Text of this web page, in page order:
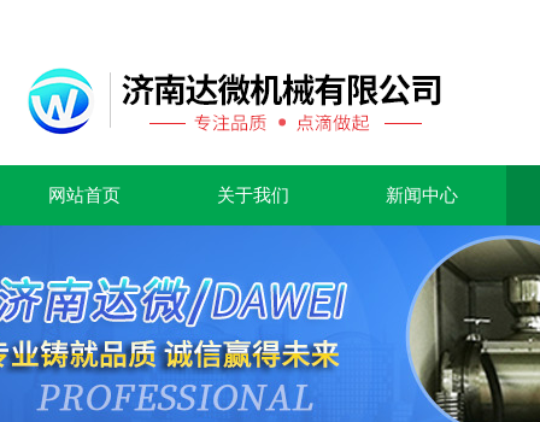
网站首页 关于我们 新闻中心